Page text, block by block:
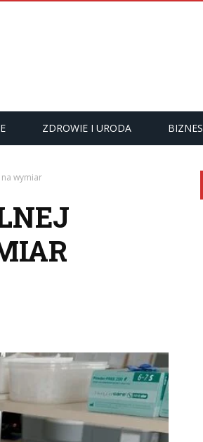
ZDROWIE I URODA BIZNES
wymiar